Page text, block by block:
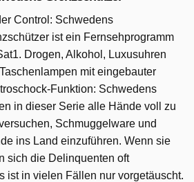
Control: Schwedens
ist ein Fernsehprogramm
Drogen, Alkohol, Luxusuhren
mit eingebauter
Funktion: Schwedens
in dieser Serie alle Hände voll zu
Schmuggelware und
ins Land einzuführen. Wenn sie
sich die Delinquenten oft
ist in vielen Fällen nur vorgetäuscht.